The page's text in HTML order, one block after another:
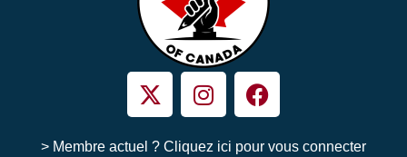
> Membre actuel ? Cliquez ici pour vous connecter